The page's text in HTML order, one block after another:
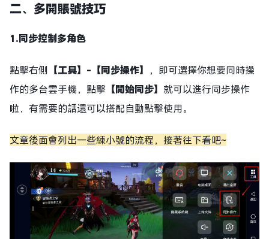
二、多開賬號技巧
1.同步控制多角色
點擊右側 【工具】 -【同步操作】
，即可選擇你想要同時操
作的多台雲手機，點擊 【開始同步】 就可以進行同步操作
啦，有需要的話還可以搭配自動點擊使用。
文章後面會列出一些練小號的流程，接著往下看吧~